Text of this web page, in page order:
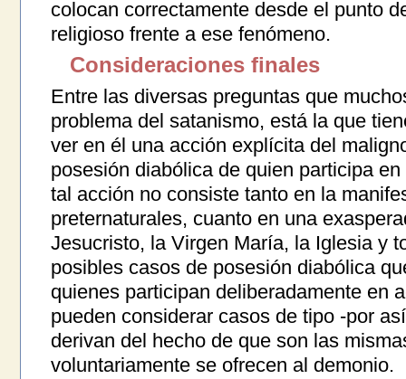
colocan correctamente desde el punto
religioso frente a ese fenómeno.
Consideraciones finales
Entre las diversas preguntas que
problema del satanismo, está la que
ver en él una acción explícita del
posesión diabólica de quien participa
tal acción no consiste tanto en la
preternaturales, cuanto en una
Jesucristo, la Virgen María, la Iglesia y
posibles casos de posesión diabólica
quienes participan deliberadamente en
pueden considerar casos de tipo -por
derivan del hecho de que son las
voluntariamente se ofrecen al demonio.